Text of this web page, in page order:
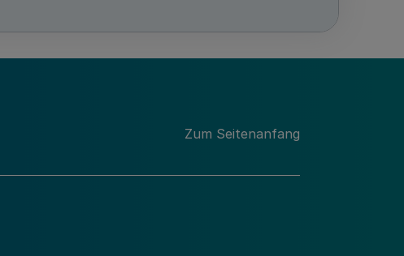
VO)
des Landes Nordrhein-Westfalen
Zum Seitenanfang